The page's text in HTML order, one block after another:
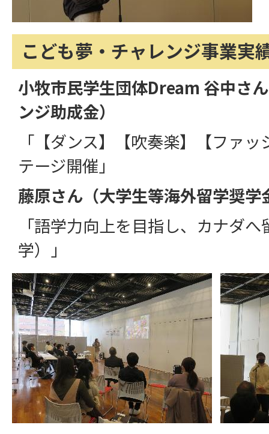
こども夢・チャレンジ事業実
小牧市民学生団体Dream 谷中さ
ンジ助成金）
「【ダンス】【吹奏楽】【ファ
テージ開催」
藤原さん（大学生等海外留学奨学
「語学力向上を目指し、カナダ
学）」